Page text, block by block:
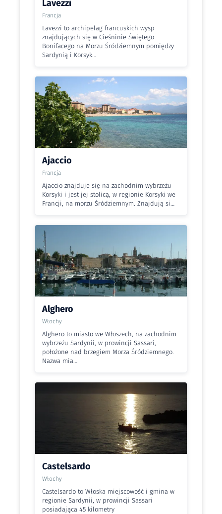
Lavezzi
Francja
Lavezzi to archipelag francuskich wysp
znajdujących się w Cieśninie Świętego
Bonifacego na Morzu Śródziemnym pomiędzy
Sardynią i Korsyk…
Ajaccio
Francja
Ajaccio znajduje się na zachodnim wybrzeżu
Korsyki i jest jej stolicą, w regionie Korsyki we
Francji, na morzu Śródziemnym. Znajdują si…
Alghero
Włochy
Alghero to miasto we Włoszech, na zachodnim
wybrzeżu Sardynii, w prowincji Sassari,
położone nad brzegiem Morza Śródziemnego.
Nazwa mia…
Castelsardo
Włochy
Castelsardo to Włoska miejscowość i gmina w
regionie Sardynii, w prowincji Sassari
posiadająca 45 kilometry